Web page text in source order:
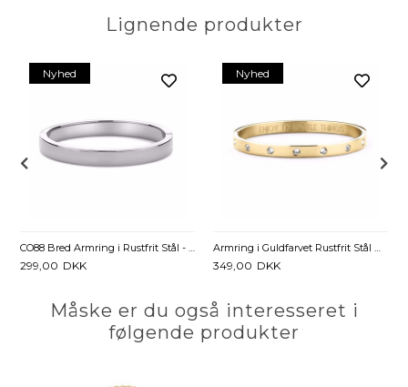
Lignende produkter
Nyhed
CO88 Bred Armring i Rustfrit Stål - 7,7 mm
299,00 DKK
Nyhed
Armring i Guldfarvet Rustfrit Stål med Zirkonia - 6 mm
349,00 DKK
Måske er du også interesseret i
følgende produkter